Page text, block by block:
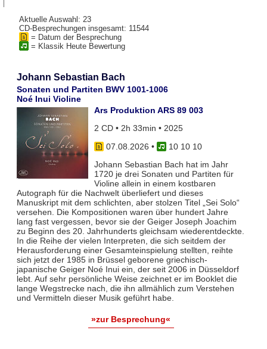
Aktuelle Auswahl: 23
CD-Besprechungen insgesamt: 11544
= Datum der Besprechung
= Klassik Heute Bewertung
Johann Sebastian Bach
Sonaten und Partiten BWV 1001-1006
Noé Inui Violine
Ars Produktion ARS 89 003
2 CD • 2h 33min • 2025
07.08.2026 •
10 10 10
Johann Sebastian Bach hat im Jahr
1720 je drei Sonaten und Partiten für
Violine allein in einem kostbaren
Autograph für die Nachwelt überliefert und dieses
Manuskript mit dem schlichten, aber stolzen Titel „Sei Solo“
versehen. Die Kompositionen waren über hundert Jahre
lang fast vergessen, bevor sie der Geiger Joseph Joachim
zu Beginn des 20. Jahrhunderts gleichsam wiederentdeckte.
In die Reihe der vielen Interpreten, die sich seitdem der
Herausforderung einer Gesamteinspielung stellten, reihte
sich jetzt der 1985 in Brüssel geborene griechisch-
japanische Geiger Noé Inui ein, der seit 2006 in Düsseldorf
lebt. Auf sehr persönliche Weise zeichnet er im Booklet die
lange Wegstrecke nach, die ihn allmählich zum Verstehen
und Vermitteln dieser Musik geführt habe.
»zur Besprechung«